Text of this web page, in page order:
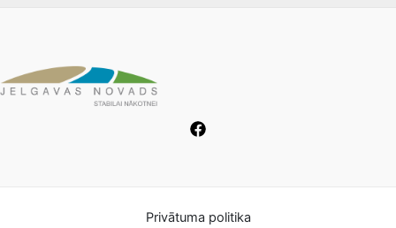
Privātuma politika